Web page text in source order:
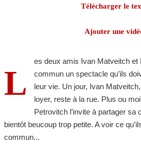
Télécharger le
Ajouter une
L
es deux amis Ivan Matveitch et
commun un spectacle qu’ils
leur vie. Un jour, Ivan
loyer, reste à la rue. Plus ou
Petrovitch l’invite à partager sa
bientôt beucoup trop petite. A voir ce
commun...